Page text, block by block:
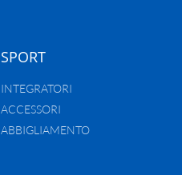
SPORT
INTEGRATORI
ACCESSORI
ABBIGLIAMENTO